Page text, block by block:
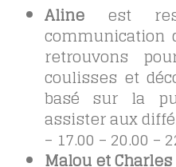
Alineest
communication
retrouvons
coulisses et
basé sur la
assister aux
– 17.00 – 20.00 –
Malou et Charles